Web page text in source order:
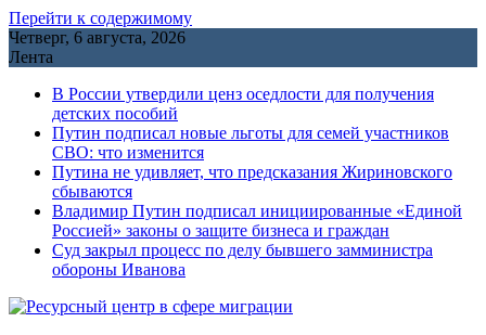
Перейти к содержимому
Четверг, 6 августа, 2026
Лента
В России утвердили ценз оседлости для получения
детских пособий
Путин подписал новые льготы для семей участников
СВО: что изменится
Путина не удивляет, что предсказания Жириновского
сбываются
Владимир Путин подписал инициированные «Единой
Россией» законы о защите бизнеса и граждан
Cуд закрыл процесс по делу бывшего замминистра
обороны Иванова